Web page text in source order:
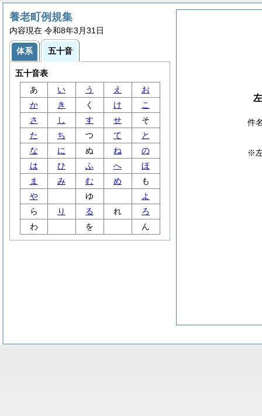
件
※
養老町例規集
内容現在 令和8年3月31日
体系 五十音
五十音表
あ
い う え
お
か
き く け
こ
さ
し す せ
そ
た
ち つ て
と
な
に ぬ ね
の
は
ひ ふ へ
ほ
ま
み む め
も
や
ゆ
よ
ら
り る れ
ろ
わ
を ん